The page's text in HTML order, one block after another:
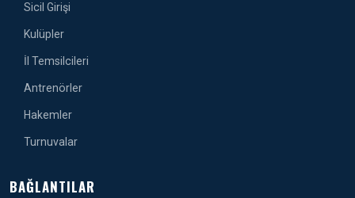
Sicil Girişi
Kulüpler
İl Temsilcileri
Antrenörler
Hakemler
Turnuvalar
BAĞLANTILAR